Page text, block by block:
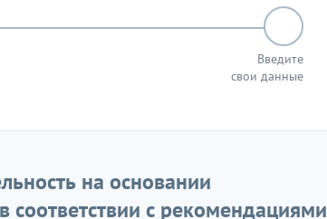
Введите
свои данные
на основании
соответствии с рекомендациями